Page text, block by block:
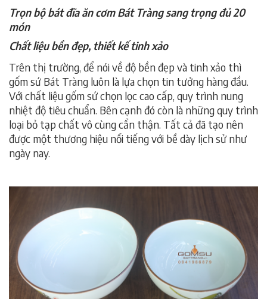
Trọn bộ bát đĩa ăn cơm Bát Tràng sang trọng đủ 20
món
Chất liệu bền đẹp, thiết kế tinh xảo
Trên thị trường, để nói về độ bền đẹp và tinh xảo thì
gốm sứ Bát Tràng luôn là lựa chọn tin tưởng hàng đầu.
Với chất liệu gốm sứ chọn lọc cao cấp, quy trình nung
nhiệt độ tiêu chuẩn. Bên cạnh đó còn là những quy trình
loại bỏ tạp chất vô cùng cẩn thận. Tất cả đã tạo nên
được một thương hiệu nổi tiếng với bề dày lịch sử như
ngày nay.